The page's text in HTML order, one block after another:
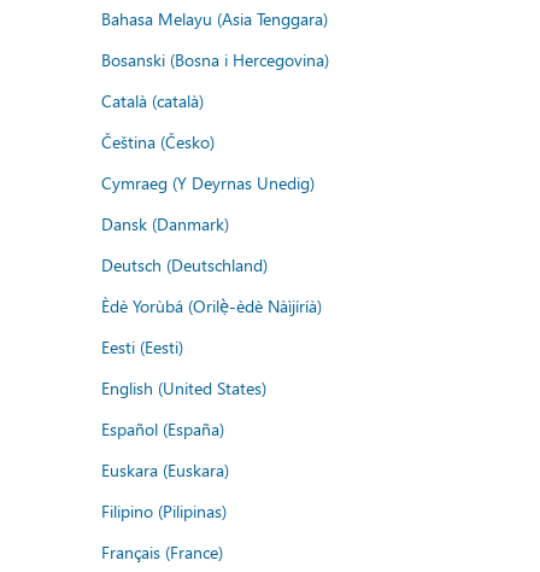
Bahasa Melayu (Asia Tenggara)
Bosanski (Bosna i Hercegovina)
Català (català)
Čeština (Česko)
Cymraeg (Y Deyrnas Unedig)
Dansk (Danmark)
Deutsch (Deutschland)
Èdè Yorùbá (Orilẹ̀-èdè Nàìjíríà)
Eesti (Eesti)
English (United States)
Español (España)
Euskara (Euskara)
Filipino (Pilipinas)
Français (France)